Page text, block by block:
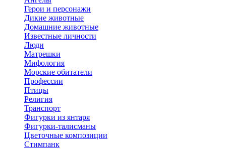
Герои и персонажи
Дикие животные
Домашние животные
Известные личности
Люди
Матрешки
Мифология
Морские обитатели
Профессии
Птицы
Религия
Транспорт
Фигурки из янтаря
Фигурки-талисманы
Цветочные композиции
Стимпанк